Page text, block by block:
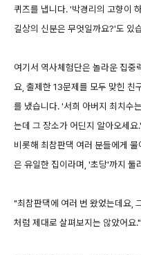
퀴즈를 냅니다. '박경리의 고향이
길상의 신분은 무엇일까요?'도 있
여기서 역사체험단은 놀라운 집중
요, 출제한 13문제를 모두 맞힌 친
를 냈습니다. '서희 아버지 최치수
는데 그 장소가 어딘지 알아오세
비롯해 최참판댁 여러 분들에게
은 유일한 집이라며, '초당'까지 둘
"최참판댁에 여러 번 왔었는데요,
처럼 제대로 살펴보지는 않았어요